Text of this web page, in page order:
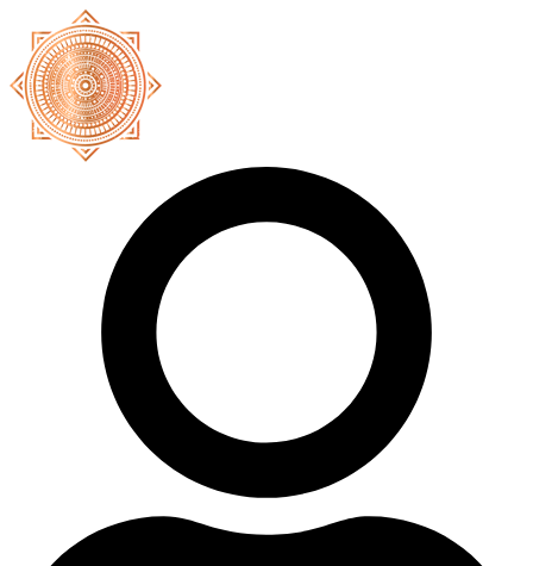
contenido